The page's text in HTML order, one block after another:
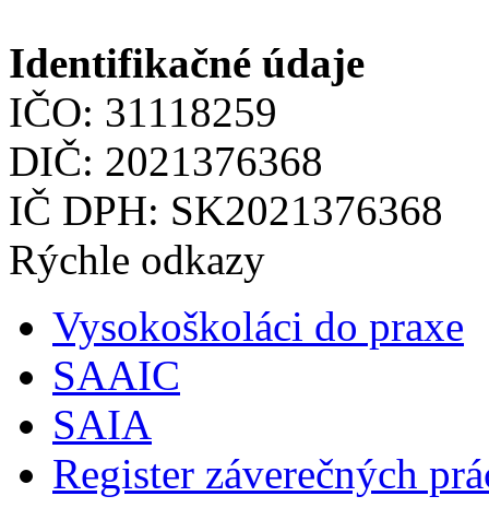
Identifikačné údaje
IČO: 31118259
DIČ: 2021376368
IČ DPH: SK2021376368
Rýchle odkazy
Vysokoškoláci do praxe
SAAIC
SAIA
Register záverečných